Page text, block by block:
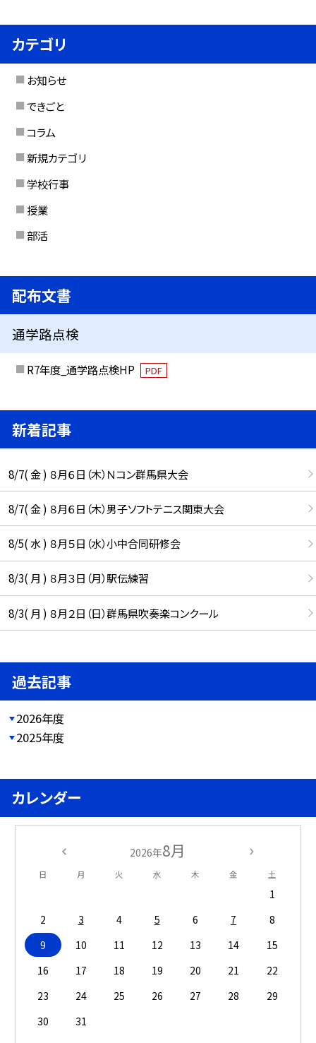
カテゴリ
お知らせ
できごと
コラム
新規カテゴリ
学校行事
授業
部活
配布文書
通学路点検
R7年度_通学路点検HP PDF
新着記事
8/7( 金 ) ８月６日（木）Ｎコン群馬県大会
8/7( 金 ) ８月６日（木）男子ソフトテニス関東大会
8/5( 水 ) ８月５日（水）小中合同研修会
8/3( 月 ) ８月３日（月）駅伝練習
8/3( 月 ) ８月２日（日）群馬県吹奏楽コンクール
過去記事
2026年度
2025年度
カレンダー
2026年8月
日 月 火 水 木 金 土
1
2
3 4 5 6 7
8
9
10 11 12 13 14
15
16
17 18 19 20 21
22
23
24 25 26 27 28
29
30
31